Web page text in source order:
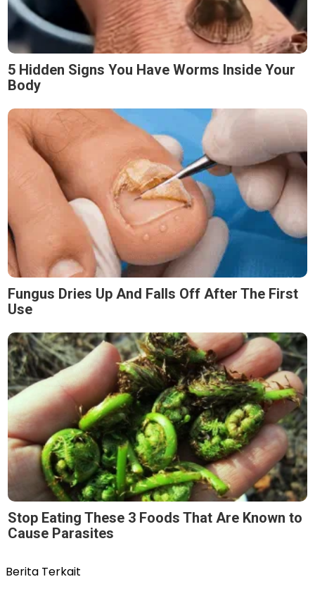
5 Hidden Signs You Have Worms Inside Your
Body
Fungus Dries Up And Falls Off After The First
Use
Stop Eating These 3 Foods That Are Known to
Cause Parasites
Berita Terkait